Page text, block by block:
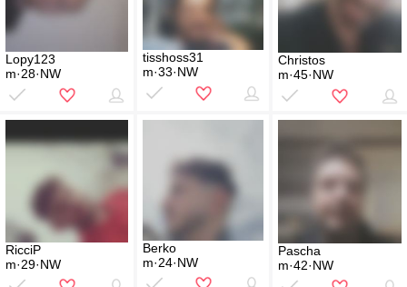
Lopy123
m·28·NW
tisshoss31
m·33·NW
Christos
m·45·NW
RicciP
m·29·NW
Berko
m·24·NW
Pascha
m·42·NW